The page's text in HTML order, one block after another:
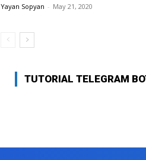
Yayan Sopyan - May 21, 2020
TUTORIAL TELEGRAM